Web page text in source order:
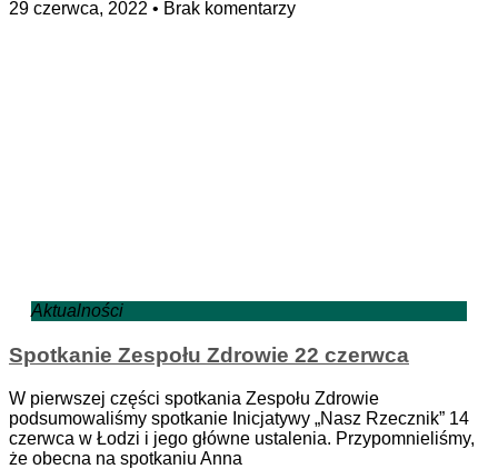
29 czerwca, 2022 Brak komentarzy
Aktualności
Spotkanie Zespołu Zdrowie 22 czerwca
W pierwszej części spotkania Zespołu Zdrowie
podsumowaliśmy spotkanie Inicjatywy „Nasz Rzecznik” 14
czerwca w Łodzi i jego główne ustalenia. Przypomnieliśmy,
że obecna na spotkaniu Anna